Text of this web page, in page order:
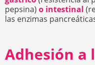
pepsina) o intestinal
las enzimas
Adhesión a